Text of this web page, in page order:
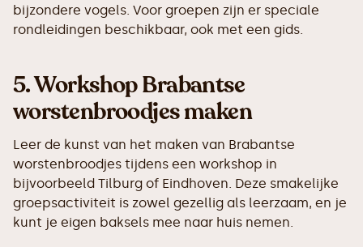
bijzondere vogels. Voor groepen zijn er speciale
rondleidingen beschikbaar, ook met een gids.
5.Workshop Brabantse
worstenbroodjes maken
Leer de kunst van het maken van Brabantse
worstenbroodjes tijdens een workshop in
bijvoorbeeld Tilburg of Eindhoven. Deze smakelijke
groepsactiviteit is zowel gezellig als leerzaam, en je
kunt je eigen baksels mee naar huis nemen.